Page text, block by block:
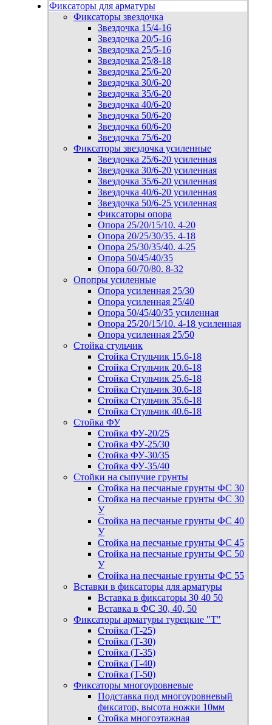
Фиксаторы для арматуры
Фиксаторы звездочка
Звездочка 15/4-16
Звездочка 20/5-16
Звездочка 25/5-16
Звездочка 25/8-18
Звездочка 25/6-20
Звездочка 30/6-20
Звездочка 35/6-20
Звездочка 40/6-20
Звездочка 50/6-20
Звездочка 60/6-20
Звездочка 75/6-20
Фиксаторы звездочка усиленные
Звездочка 25/6-20 усиленная
Звездочка 30/6-20 усиленная
Звездочка 35/6-20 усиленная
Звездочка 40/6-20 усиленная
Звездочка 50/6-25 усиленная
Фиксаторы опора
Опора 25/20/15/10. 4-20
Опора 20/25/30/35. 4-18
Опора 25/30/35/40. 4-25
Опора 50/45/40/35
Опора 60/70/80. 8-32
Опопры усиленные
Опора усиленная 25/30
Опора усиленная 25/40
Опора 50/45/40/35 усиленная
Опора 25/20/15/10. 4-18 усиленная
Опора усиленная 25/50
Стойка стульчик
Стойка Стульчик 15.6-18
Стойка Стульчик 20.6-18
Стойка Стульчик 25.6-18
Стойка Стульчик 30.6-18
Стойка Стульчик 35.6-18
Стойка Стульчик 40.6-18
Стойка ФУ
Стойка ФУ-20/25
Стойка ФУ-25/30
Стойка ФУ-30/35
Стойка ФУ-35/40
Стойки на сыпучие грунты
Стойка на песчаные грунты ФС 30
Стойка на песчаные грунты ФС 30
У
Стойка на песчаные грунты ФС 40
У
Стойка на песчаные грунты ФС 45
Стойка на песчаные грунты ФС 50
У
Стойка на песчаные грунты ФС 55
Вставки в фиксаторы для арматуры
Вставка в фиксаторы 30 40 50
Вставка в ФС 30, 40, 50
Фиксаторы арматуры турецкие "Т"
Стойка (Т-25)
Стойка (Т-30)
Стойка (Т-35)
Стойка (Т-40)
Стойка (Т-50)
Фиксаторы многоуровневые
Подставка под многоуровневый
фиксатор, высота ножки 10мм
Стойка многоэтажная